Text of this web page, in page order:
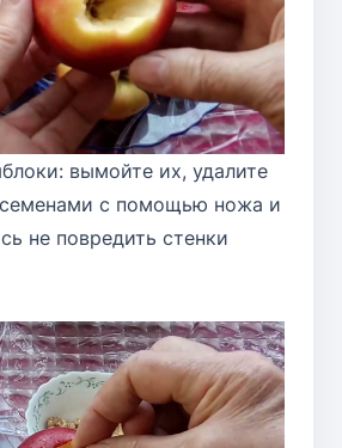
вымойте их, удалите
с помощью ножа и
не повредить стенки